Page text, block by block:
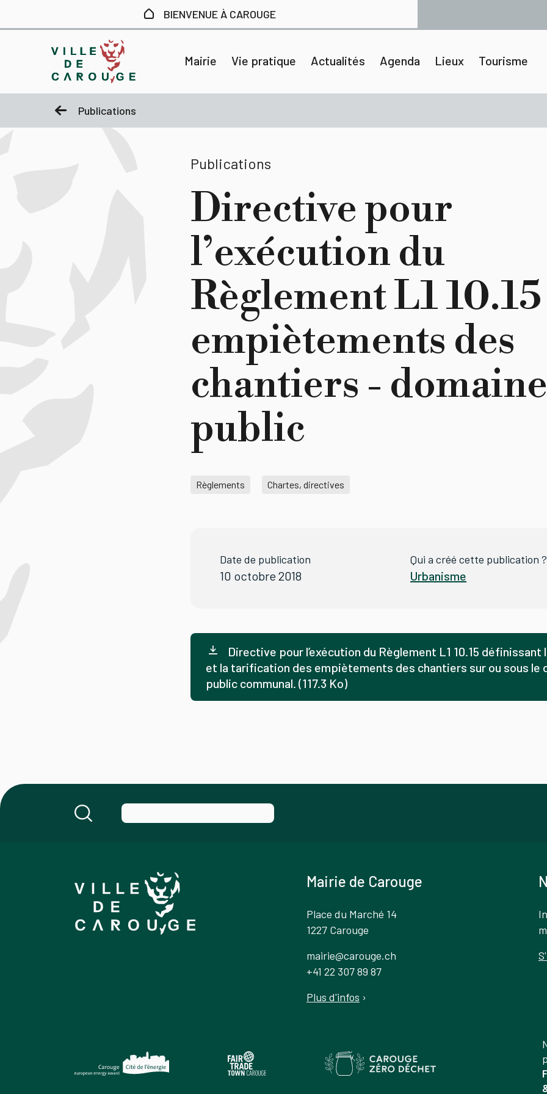
BIENVENUE À CAROUGE
Mairie Vie pratique Actualités Agenda Lieux Tourisme
Publications
Publications
Directive pour
l’exécution du
Règlement L1
empiètements des
chantiers - domaine
public
Règlements Chartes, directives
Date de publication
10 octobre 2018
Qui a créé cette publication ?
Urbanisme
Directive pour l’exécution du Règlement L1 10.15
et la tarification des empiètements des chantiers sur ou sous le
public communal. (117.3 Ko)
Mairie de Carouge
Place du Marché 14
1227 Carouge
mairie@carouge.ch
+41 22 307 89 87
Plus d'infos ›